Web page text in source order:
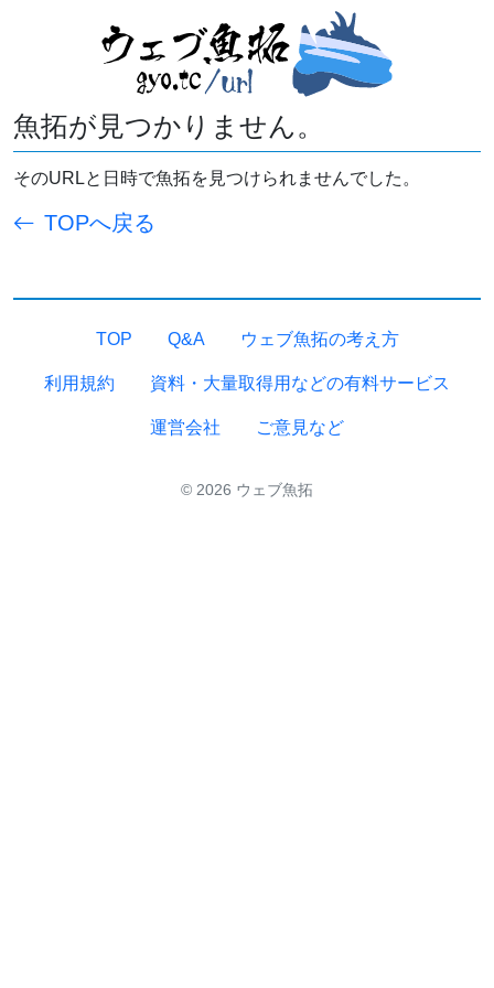
魚拓が見つかりません。
そのURLと日時で魚拓を見つけられませんでした。
TOPへ戻る
TOP Q&A ウェブ魚拓の考え方
利用規約 資料・大量取得用などの有料サービス
運営会社 ご意見など
© 2026 ウェブ魚拓